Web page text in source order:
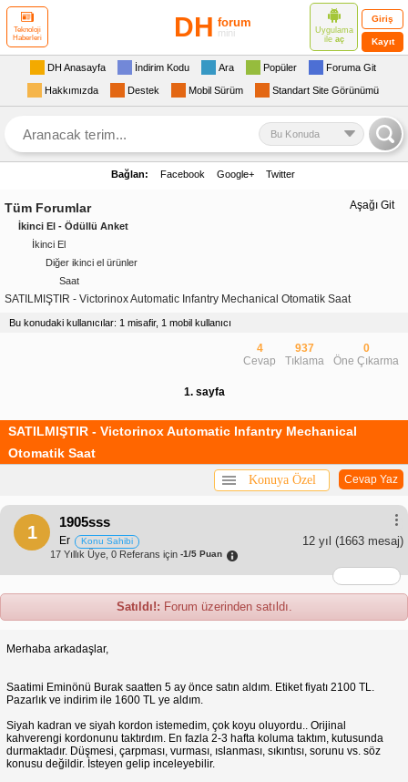
Teknoloji
Haberleri
DH forum
mini
Uygulama
ile aç
Giriş
Kayıt
DH Anasayfa İndirim Kodu Ara Popüler Foruma Git
Hakkımızda Destek Mobil Sürüm Standart Site Görünümü
Bu Konuda
Bağlan: Facebook Google+ Twitter
Aşağı Git
Tüm Forumlar
İkinci El - Ödüllü Anket
İkinci El
Diğer ikinci el ürünler
Saat
SATILMIŞTIR - Victorinox Automatic Infantry Mechanical Otomatik Saat
Bu konudaki kullanıcılar: 1 misafir, 1 mobil kullanıcı
4
Cevap
937
Tıklama
0
Öne Çıkarma
1. sayfa
SATILMIŞTIR - Victorinox Automatic Infantry Mechanical
Otomatik Saat
Cevap Yaz
Konuya Özel
1
1905sss
12 yıl (1663 mesaj)
Er Konu Sahibi
17 Yıllık Üye, 0 Referans için -1/5 Puan
Satıldı!: Forum üzerinden satıldı.
Merhaba arkadaşlar,
Saatimi Eminönü Burak saatten 5 ay önce satın aldım. Etiket fiyatı 2100 TL.
Pazarlık ve indirim ile 1600 TL ye aldım.
Siyah kadran ve siyah kordon istemedim, çok koyu oluyordu.. Orijinal
kahverengi kordonunu taktırdım. En fazla 2-3 hafta koluma taktım, kutusunda
durmaktadır. Düşmesi, çarpması, vurması, ıslanması, sıkıntısı, sorunu vs. söz
konusu değildir. İsteyen gelip inceleyebilir.